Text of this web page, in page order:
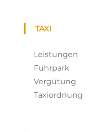
TAXI
Leistungen
Fuhrpark
Vergütung
Taxiordnung